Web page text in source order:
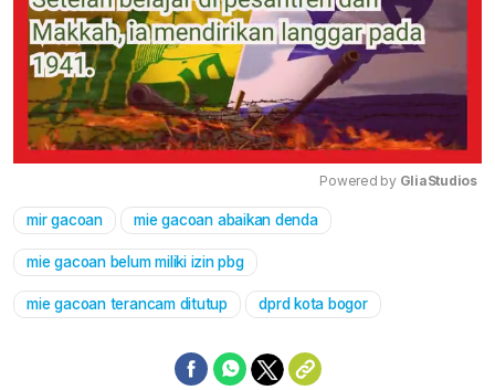
Powered by GliaStudios
mir gacoan mie gacoan abaikan denda
mie gacoan belum miliki izin pbg
mie gacoan terancam ditutup dprd kota bogor